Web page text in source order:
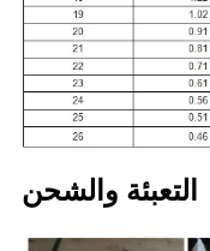
التعبئة والشحن